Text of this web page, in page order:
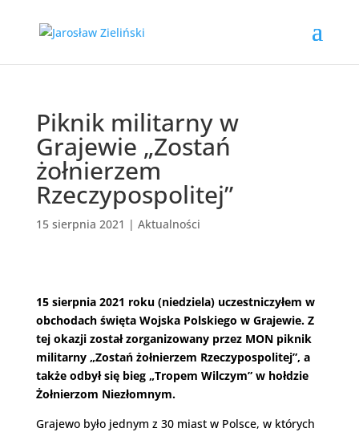
Piknik militarny w
Grajewie „Zostań
żołnierzem
Rzeczypospolitej”
15 sierpnia 2021 | Aktualności
15 sierpnia 2021 roku (niedziela) uczestniczyłem w
obchodach święta Wojska Polskiego w Grajewie. Z
tej okazji został zorganizowany przez MON piknik
militarny „Zostań żołnierzem Rzeczypospolitej”, a
także odbył się bieg „Tropem Wilczym” w hołdzie
Żołnierzom Niezłomnym.
Grajewo było jednym z 30 miast w Polsce, w których